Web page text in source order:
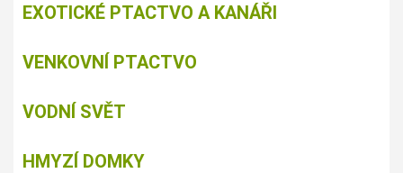
EXOTICKÉ PTACTVO A KANÁŘI
VENKOVNÍ PTACTVO
VODNÍ SVĚT
HMYZÍ DOMKY